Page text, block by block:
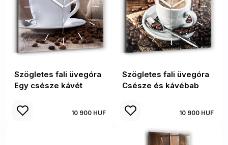
Szögletes fali üvegóra
Egy csésze kávét
10 900 HUF
Szögletes fali üvegóra
Csésze és kávébab
10 900 HUF